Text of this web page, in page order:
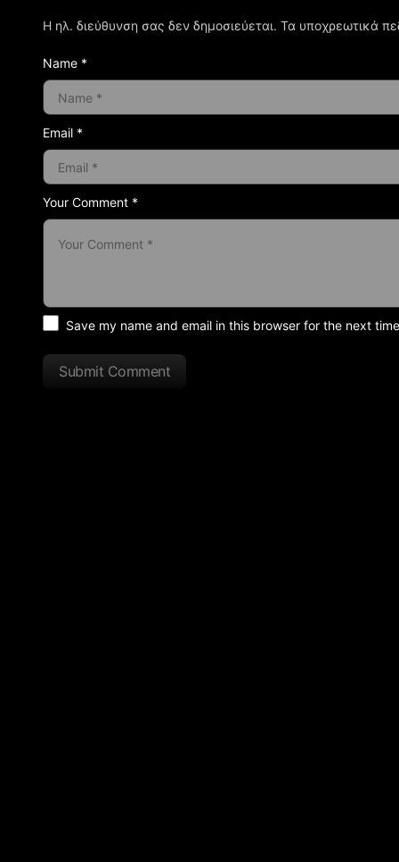
Η ηλ. διεύθυνση σας δεν δημοσιεύεται. Τα υποχρεωτικά
Your Comment *
Name *
Email *
Save my name and email in this browser for the next
Submit Comment